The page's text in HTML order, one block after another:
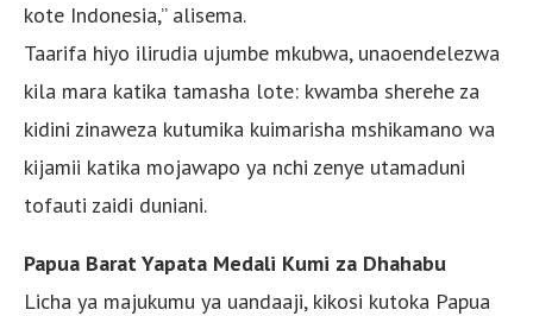
kote Indonesia,” alisema.
Taarifa hiyo ilirudia ujumbe mkubwa, unaoendelezwa
kila mara katika tamasha lote: kwamba sherehe za
kidini zinaweza kutumika kuimarisha mshikamano wa
kijamii katika mojawapo ya nchi zenye utamaduni
tofauti zaidi duniani.
Papua Barat Yapata Medali Kumi za Dhahabu
Licha ya majukumu ya uandaaji, kikosi kutoka Papua